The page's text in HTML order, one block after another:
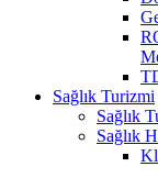
Sağlık Turizmi
Sağlık
Sağlık